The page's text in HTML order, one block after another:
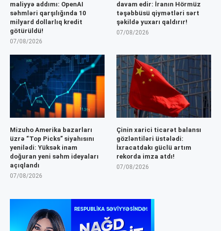
maliyyə addımı: OpenAI
səhmləri qarşılığında 10
milyard dollarlıq kredit
götürüldü!
07/08/2026
davam edir: İranın Hörmüz
təşəbbüsü qiymətləri sərt
şəkildə yuxarı qaldırır!
07/08/2026
Mizuho Amerika bazarları
üzrə “Top Picks” siyahısını
yenilədi: Yüksək inam
doğuran yeni səhm ideyaları
açıqlandı
07/08/2026
Çinin xarici ticarət balansı
gözləntiləri üstələdi:
İxracatdakı güclü artım
rekorda imza atdı!
07/08/2026